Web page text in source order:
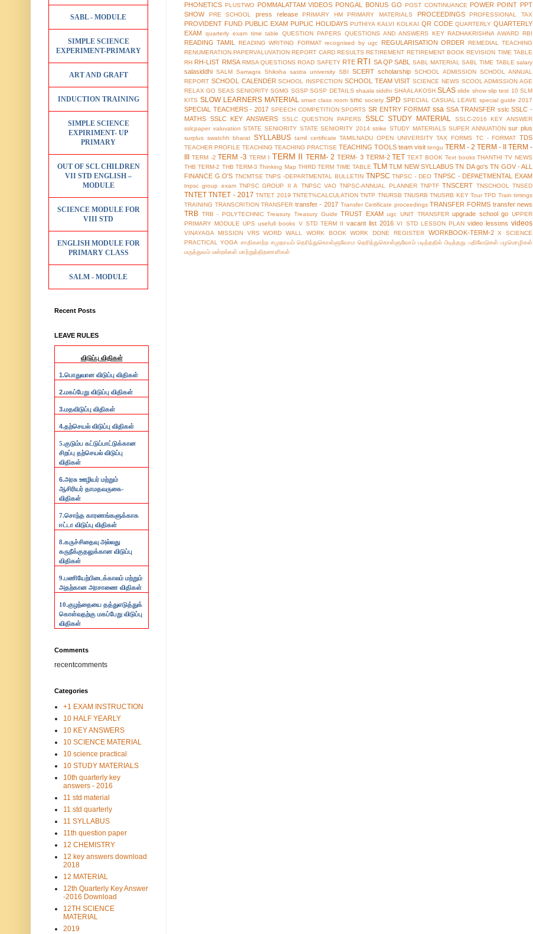
PHONETICS PLUSTWO POMMALATTAM VIDEOS PONGAL BONUS GO POST CONTINUANCE POWER POINT PPT
SHOW
PRE SCHOOL press release PRIMARY HM PRIMARY MATERIALS PROCEEDINGS PROFESSIONAL TAX
PROVIDENT FUND PUBLIC EXAM PUPLIC HOLIDAYS PUTHIYA KALVI KOLKAI QR CODE QUARTERLY QUARTERLY
EXAM
quarterly exam time table QUESTION PAPERS QUESTIONS AND ANSWERS KEY RADHAKRISHNA AWARD RBI
READING TAMIL READING WRITING FORMAT recognised by ugc REGULARISATION ORDER
REMEDIAL TEACHING
RENUMERATION.PAPERVALUVATION REPORT CARD RESULTS RETIREMENT RETIREMENT BOOK REVISION TIME TABLE
RH RH-LIST RMSA RMSA QUESTIONS ROAD SAFETY RTE RTI SA QP SABL SABL MATERIAL SABL TIME TABLE salary
salasiddhi SALM Samagra Shiksha sastra university SBI SCERT scholarship SCHOOL ADMISSION
SCHOOL ANNUAL
REPORT SCHOOL CALENDER SCHOOL INSPECTION SCHOOL TEAM VISIT SCIENCE NEWS SCOOL ADMISSION AGE
RELAX GO SEAS SENIORITY SGMG SGSP SGSP DETAILS shaala siddhi SHAALAKOSH SLAS slide show slip test 10 SLM
KITS SLOW LEARNERS MATERIAL smart class room smc society SPD SPECIAL CASUAL LEAVE special guide 2017
SPECIAL TEACHERS - 2017 SPEECH COMPETITION SPORTS SR ENTRY FORMAT ssa SSA TRANSFER sslc SSLC -
MATHS SSLC KEY ANSWERS SSLC QUESTION PAPERS SSLC STUDY MATERIAL
SSLC-2016 KEY ANSWER
sslcpaper valuvation STATE SENIORITY STATE SENIORITY 2014 strike STUDY MATERIALS SUPER ANNUATION sur plus
surplus swatchh bharat SYLLABUS tamil certificate TAMILNADU OPEN UNIVERSITY TAX FORMS TC - FORMAT TDS
TEACHER PROFILE TEACHING TEACHING PRACTISE TEACHING TOOLS team visit tengu TERM - 2 TERM - II
TERM -
TERM -2 TERM -3 TERM I TERM II TERM- 2 TERM- 3 TERM-2 TET TEXT BOOK Text books THANTHI TV NEWS
THB TERM-2 THB TERM-3 Thinking Map THIRD TERM TIME TABLE TLM TLM NEW SYLLABUS TN DA go's TN GOV - ALL
FINANCE G.O'S TNCMTSE TNPS -DEPARTMENTAL BULLETIN TNPSC TNPSC - DEO TNPSC - DEPAETMENTAL EXAM
tnpsc group exam TNPSC GROUP II A TNPSC VAO TNPSC-ANNUAL PLANNER TNPTF TNSCERT TNSCHOOL TNSED
TNTET TNTET - 2017 TNTET 2019 TNTET%CALCULATION TNTP TNURSB TNUSRB TNUSRB KEY Tour TPD Train timings
TRAINING TRANSCRITION TRANSFER transfer - 2017 Transfer Certificate proceedings TRANSFER FORMS transfer news
TRB TRB - POLYTECHNIC Treasury Treasury Guide TRUST EXAM ugc UNIT TRANSFER upgrade school go UPPER
PRIMARY MODULE UPS usefull books V STD TERM II vacant list 2016 VI STD LESSON PLAN video lessons videos
VINAYAGA MISSION VRS WORD WALL WORK BOOK WORK DONE REGISTER WORKBOOK-TERM-2
X SCIENCE
PRACTICAL YOGA சாதிகளற்ற சமுதாயம் தெரிந்துகொள்ளுவோம தெரிந்துகொள்ளுவோம் படித்ததில் பிடித்தது பதிவேடுகள் பழமொழிகள்
மருத்துவம் மன்றங்கள் மாற்றுத்திறனாளிகள்
SABL - MODULE
SIMPLE SCIENCE
EXPERIMENT-PRIMARY
ART AND GRAFT
INDUCTION TRAINING
SIMPLE SCIENCE
EXPIRIMENT- UP
PRIMARY
OUT OF SCL CHILDREN
VII STD ENGLISH –
MODULE
SCIENCE MODULE FOR
VIII STD
ENGLISH MODULE FOR
PRIMARY CLASS
SALM - MODULE
Recent Posts
LEAVE RULES
விடுப்பு விதிகள்
1.பொதுவான விடுப்பு விதிகள்
2.மகப்பேறு விடுப்பு விதிகள்
3.மதவிடுப்பு விதிகள்
4.தற்செயல் விடுப்பு விதிகள்
5.குடும்ப கட்டுப்பாட்டுக்கான
சிறப்பு தற்செயல் விடுப்பு
விதிகள்
6.அரசு ஊழியர் மற்றும்
ஆசிரியர் தாமதவருகை-
விதிகள்
7.சொந்த காரணங்களுக்காக
ஈட்டா விடுப்பு விதிகள்
8.கருச்சிதைவு அல்லது
கருநீக்குதலுக்கான விடுப்பு
விதிகள்
9.பணியேற்பிடைக்காலம் மற்றும்
அதற்கான அரசாணை விதிகள்
10.குழந்தையை தத்துஎடுத்துக்
கொள்வதற்கு மகப்பேறு விடுப்பு
விதிகள்
Comments
recentcomments
Categories
+1 EXAM INSTRUCTION
10 HALF YEARLY
10 KEY ANSWERS
10 SCIENCE MATERIAL
10 science practical
10 STUDY MATERIALS
10th quarterly key
answers - 2016
11 std material
11 std quarterly
11 SYLLABUS
11th question paper
12 CHEMISTRY
12 key answers download
2018
12 MATERIAL
12th Quarterly Key Answer
-2016 Download
12TH SCIENCE
MATERIAL
2019